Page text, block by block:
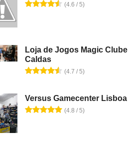
(4.6 / 5)
Loja de Jogos Magic Clube
Caldas
(4.7 / 5)
Versus Gamecenter Lisboa
(4.8 / 5)